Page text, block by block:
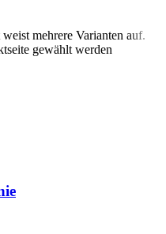
mehrere Varianten auf.
gewählt werden